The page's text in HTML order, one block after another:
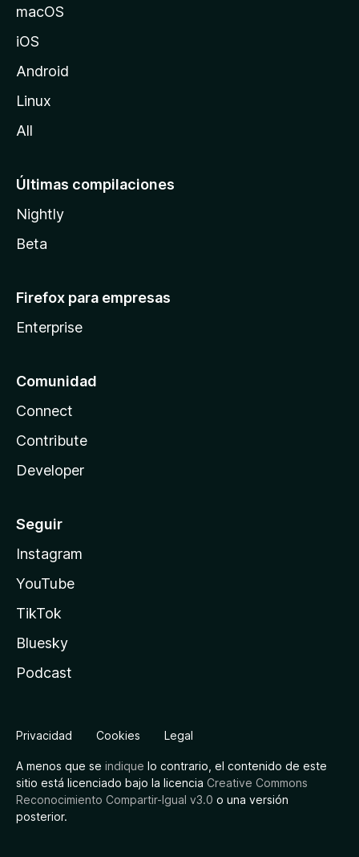
i
l
macOS
iOS
Android
Linux
All
Últimas compilaciones
Nightly
Beta
Firefox para empresas
Enterprise
Comunidad
Connect
Contribute
Developer
Seguir
Instagram
YouTube
TikTok
Bluesky
Podcast
Privacidad Cookies Legal
A menos que se indique lo contrario, el contenido de este
sitio está licenciado bajo la licencia Creative Commons
Reconocimiento Compartir-Igual v3.0 o una versión
posterior.